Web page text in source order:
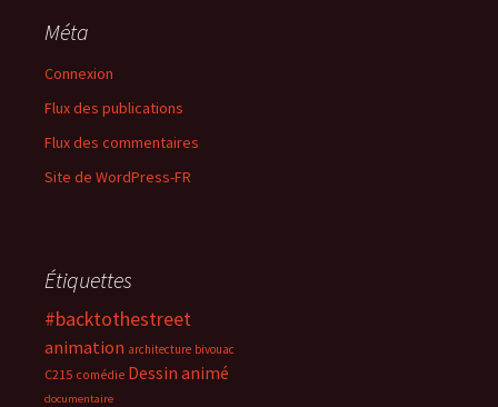
Méta
Connexion
Flux des publications
Flux des commentaires
Site de WordPress-FR
Étiquettes
#backtothestreet
animation architecture bivouac
C215 comédie Dessin animé
documentaire